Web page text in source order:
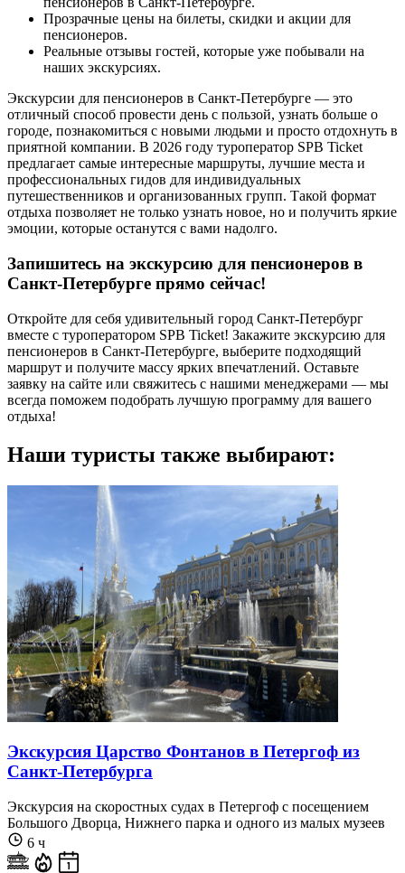
Прозрачные цены на билеты, скидки и акции для
пенсионеров.
Реальные отзывы гостей, которые уже побывали на
наших экскурсиях.
Экскурсии для пенсионеров в Санкт-Петербурге — это
отличный способ провести день с пользой, узнать больше о
городе, познакомиться с новыми людьми и просто отдохнуть в
приятной компании. В 2026 году туроператор SPB Ticket
предлагает самые интересные маршруты, лучшие места и
профессиональных гидов для индивидуальных
путешественников и организованных групп. Такой формат
отдыха позволяет не только узнать новое, но и получить яркие
эмоции, которые останутся с вами надолго.
Запишитесь на экскурсию для пенсионеров в
Санкт-Петербурге прямо сейчас!
Откройте для себя удивительный город Санкт-Петербург
вместе с туроператором SPB Ticket! Закажите экскурсию для
пенсионеров в Санкт-Петербурге, выберите подходящий
маршрут и получите массу ярких впечатлений. Оставьте
заявку на сайте или свяжитесь с нашими менеджерами — мы
всегда поможем подобрать лучшую программу для вашего
отдыха!
Наши туристы также выбирают:
Экскурсия Царство Фонтанов в Петергоф из
Санкт-Петербурга
Экскурсия на скоростных судах в Петергоф с посещением
Большого Дворца, Нижнего парка и одного из малых музеев
6 ч